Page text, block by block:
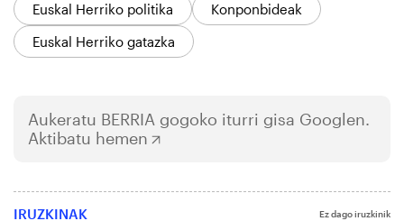
Euskal Herriko politika
Konponbideak
Euskal Herriko gatazka
Aukeratu BERRIA gogoko iturri gisa Googlen.
Aktibatu hemen
IRUZKINAK Ez dago iruzkinik